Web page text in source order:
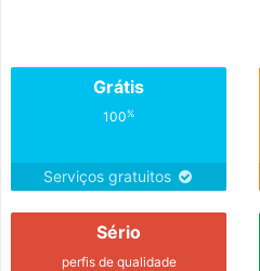
Grátis
100%
Serviços gratuitos
Sério
perfis de qualidade